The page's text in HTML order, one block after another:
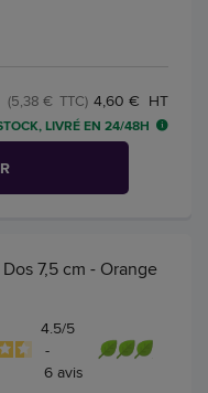
4,60 € HT
(5,38 € TTC)
LIVRÉ EN 24/48H
7,5 cm - Orange
4.5/5
-
6 avis